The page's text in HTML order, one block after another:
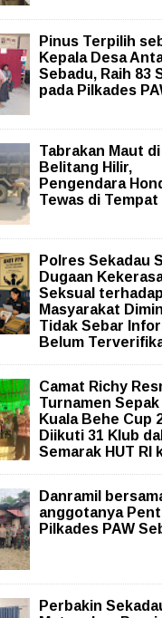
Pinus Terpilih
Kepala Desa
Sebadu, Raih 83
pada Pilkades
Tabrakan Maut di
Belitang Hilir,
Pengendara
Tewas di Tempat
Polres Sekadau
Dugaan
Seksual
Masyarakat
Tidak Sebar
Belum
Camat Richy
Turnamen
Kuala Behe Cup
Diikuti 31 Klub
Semarak HUT RI
Danramil
anggotanya
Pilkades PAW
Perbakin